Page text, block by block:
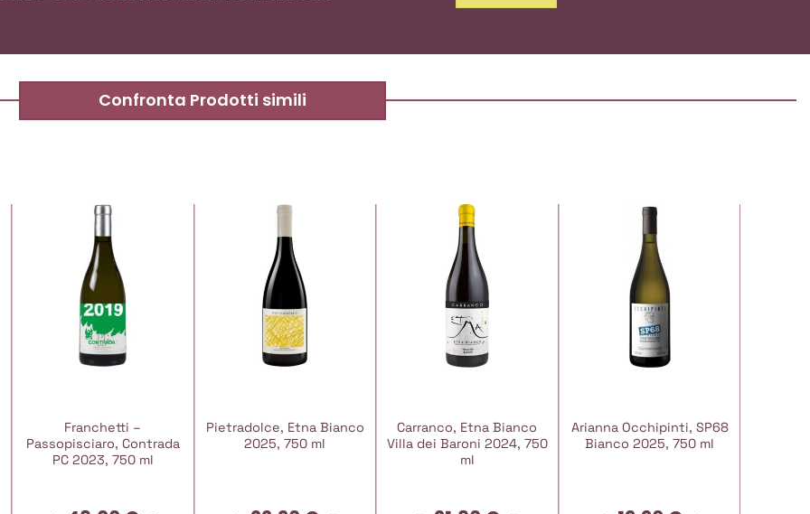
Confronta Prodotti simili
Franchetti –
Passopisciaro, Contrada
PC 2023, 750 ml
Pietradolce, Etna Bianco
2025, 750 ml
Carranco, Etna Bianco
Villa dei Baroni 2024, 750
ml
Arianna Occhipinti, SP68
Bianco 2025, 750 ml